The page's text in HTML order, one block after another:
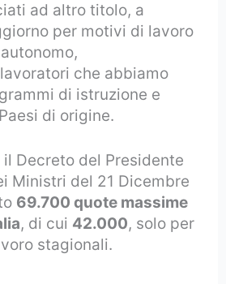
ad altro titolo, a
per motivi di lavoro
che abbiamo
di istruzione e
di origine.
Decreto del Presidente
Ministri del 21 Dicembre
69.700 quote massime
, di cui 42.000, solo per
stagionali.